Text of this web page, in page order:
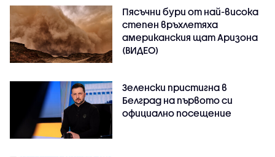
Пясъчни бури от най-висока
степен връхлетяха
американския щат Аризона
(ВИДЕО)
Зеленски пристигна в
Белград на първото си
официално посещение